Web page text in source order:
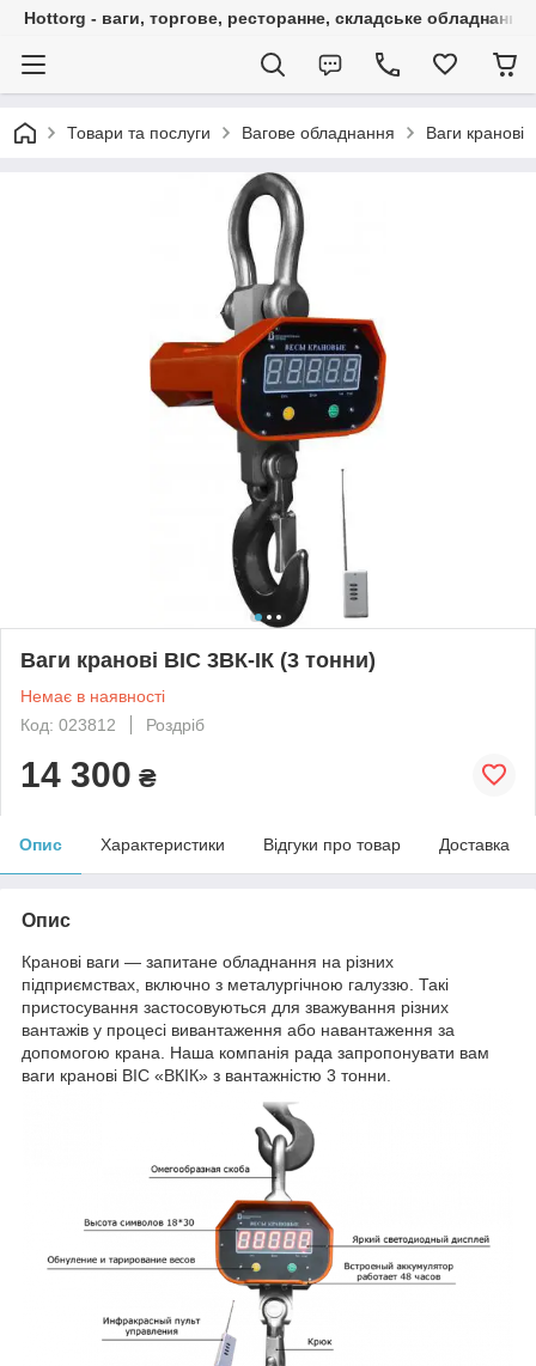
Hottorg - ваги, торгове, ресторанне, складське обладнання
Товари та послуги Вагове обладнання Ваги кранові
Ваги кранові ВІС 3ВК-ІК (3 тонни)
Немає в наявності
Код: 023812
Роздріб
14 300 ₴
Опис Характеристики Відгуки про товар Доставка
Опис
Кранові ваги — запитане обладнання на різних
підприємствах, включно з металургічною галуззю. Такі
пристосування застосовуються для зважування різних
вантажів у процесі вивантаження або навантаження за
допомогою крана. Наша компанія рада запропонувати вам
ваги кранові ВІС «ВКІК» з вантажністю 3 тонни.